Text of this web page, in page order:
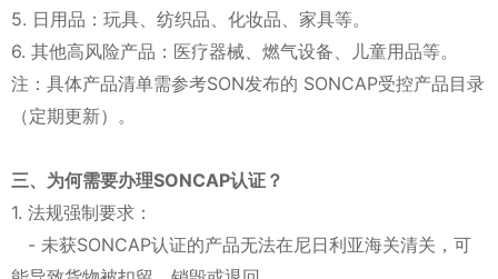
5. 日用品：玩具、纺织品、化妆品、家具等。
6. 其他高风险产品：医疗器械、燃气设备、儿童用品等。
注：具体产品清单需参考SON发布的 SONCAP受控产品目录
（定期更新）。
三、为何需要办理SONCAP认证？
1. 法规强制要求：
- 未获SONCAP认证的产品无法在尼日利亚海关清关，可